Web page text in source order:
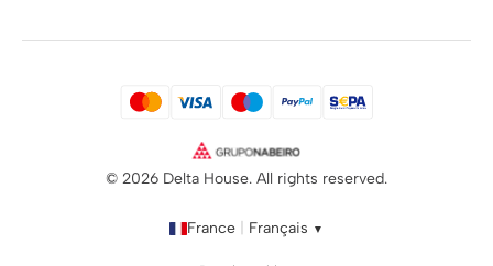
© 2026 Delta House. All rights reserved.
France Français ▼